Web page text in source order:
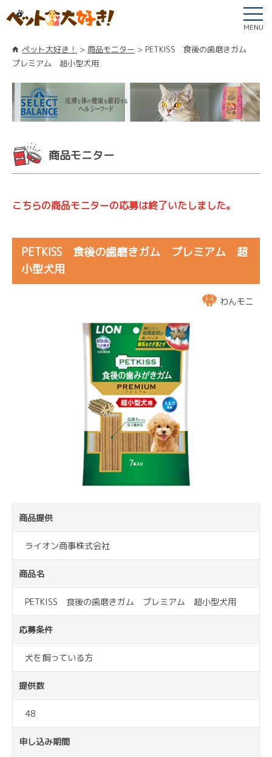
MENU
ペット大好き！ 商品モニター
PETKISS 食後の歯磨きガム
プレミアム 超小型犬用
商品モニター
こちらの商品モニターの応募は終了いたしました。
PETKISS 食後の歯磨きガム プレミアム 超
小型犬用
わんモニ
商品提供
ライオン商事株式会社
商品名
PETKISS 食後の歯磨きガム プレミアム 超小型犬用
応募条件
犬を飼っている方
提供数
48
申し込み期間